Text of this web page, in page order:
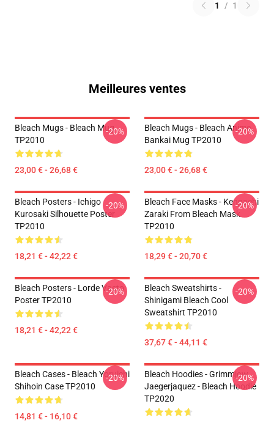
1 / 1
Meilleures ventes
Bleach Mugs - Bleach Mug
TP2010
23,00 € - 26,68 €
-20%
Bleach Mugs - Bleach Anime,
Bankai Mug TP2010
23,00 € - 26,68 €
-20%
Bleach Posters - Ichigo
Kurosaki Silhouette Poster
TP2010
18,21 € - 42,22 €
-20%
Bleach Face Masks - Kenpachi
Zaraki From Bleach Mask
TP2010
18,29 € - 20,70 €
-20%
Bleach Posters - Lorde Vasto
Poster TP2010
18,21 € - 42,22 €
-20%
Bleach Sweatshirts -
Shinigami Bleach Cool
Sweatshirt TP2010
37,67 € - 44,11 €
-20%
Bleach Cases - Bleach Yoruichi
Shihoin Case TP2010
14,81 € - 16,10 €
-20%
Bleach Hoodies - Grimmjow
Jaegerjaquez - Bleach Hoodie
TP2020
-20%